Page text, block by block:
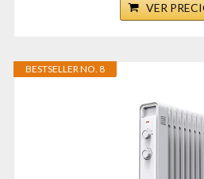
VER
BESTSELLER NO. 8